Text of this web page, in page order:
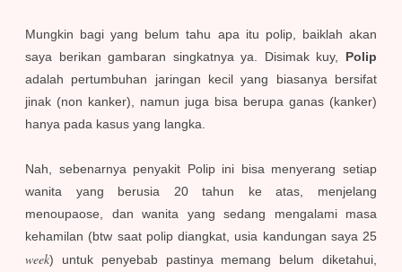
Mungkin bagi yang belum tahu apa itu polip, baiklah akan
saya berikan gambaran singkatnya ya. Disimak kuy, Polip
adalah pertumbuhan jaringan kecil yang biasanya bersifat
jinak (non kanker), namun juga bisa berupa ganas (kanker)
hanya pada kasus yang langka.
Nah, sebenarnya penyakit Polip ini bisa menyerang setiap
wanita yang berusia 20 tahun ke atas, menjelang
menoupaose, dan wanita yang sedang mengalami masa
kehamilan (btw saat polip diangkat, usia kandungan saya 25
week) untuk penyebab pastinya memang belum diketahui,